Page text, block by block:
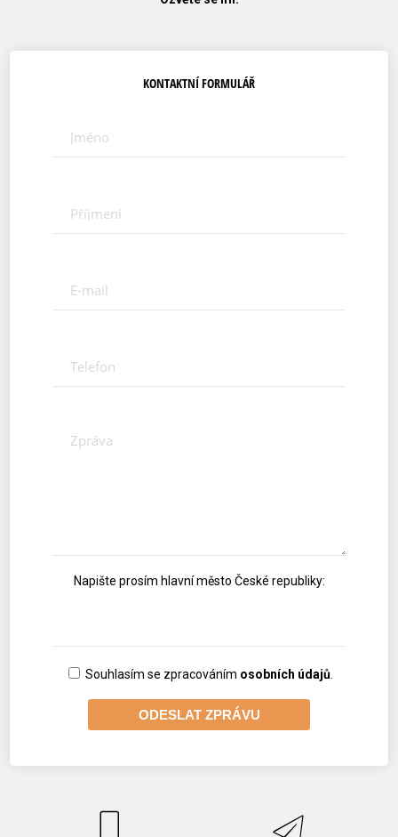
KONTAKTNÍ FORMULÁŘ
Napište prosím hlavní město České republiky:
Souhlasím se zpracováním osobních údajů